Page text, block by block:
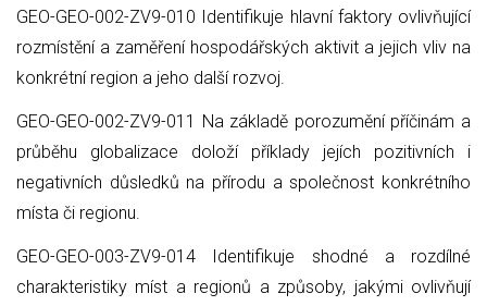
GEO-GEO-002-ZV9-010 Identifikuje hlavní faktory ovlivňující
rozmístění a zaměření hospodářských aktivit a jejich vliv na
konkrétní region a jeho další rozvoj.
GEO-GEO-002-ZV9-011 Na základě porozumění příčinám a
průběhu globalizace doloží příklady jejích pozitivních i
negativních důsledků na přírodu a společnost konkrétního
místa či regionu.
GEO-GEO-003-ZV9-014 Identifikuje shodné a rozdílné
charakteristiky míst a regionů a způsoby, jakými ovlivňují